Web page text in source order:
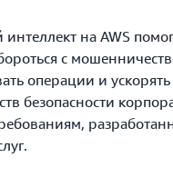
интеллект на AWS
с
операции и
безопасности